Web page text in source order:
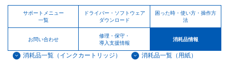
サポートメニュー
一覧
ドライバー・ソフトウェア
ダウンロード
困った時・使い方・操作方
法
お問い合わせ
修理・保守・
導入支援情報
消耗品情報
消耗品一覧（インクカートリッジ）
消耗品一覧（用紙）